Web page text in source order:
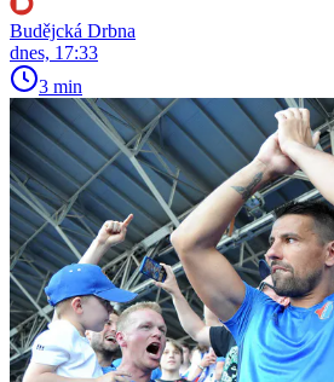
Budějcká Drbna
dnes, 17:33
3 min